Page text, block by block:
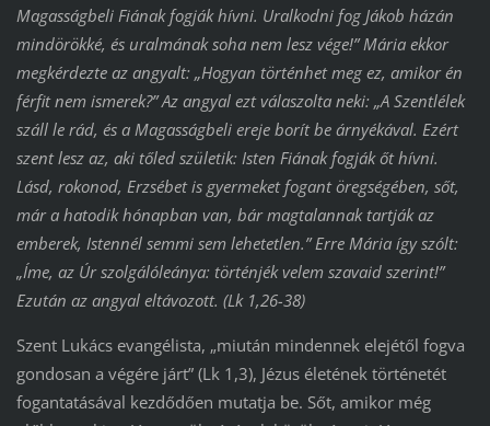
Magasságbeli Fiának fogják hívni. Uralkodni fog Jákob házán
mindörökké, és uralmának soha nem lesz vége!” Mária ekkor
megkérdezte az angyalt: „Hogyan történhet meg ez, amikor én
férfit nem ismerek?” Az angyal ezt válaszolta neki: „A Szentlélek
száll le rád, és a Magasságbeli ereje borít be árnyékával. Ezért
szent lesz az, aki tőled születik: Isten Fiának fogják őt hívni.
Lásd, rokonod, Erzsébet is gyermeket fogant öregségében, sőt,
már a hatodik hónapban van, bár magtalannak tartják az
emberek, Istennél semmi sem lehetetlen.” Erre Mária így szólt:
„Íme, az Úr szolgálóleánya: történjék velem szavaid szerint!”
Ezután az angyal eltávozott. (Lk 1,26-38)
Szent Lukács evangélista, „miután mindennek elejétől fogva
gondosan a végére járt” (Lk 1,3), Jézus életének történetét
fogantatásával kezdődően mutatja be. Sőt, amikor még